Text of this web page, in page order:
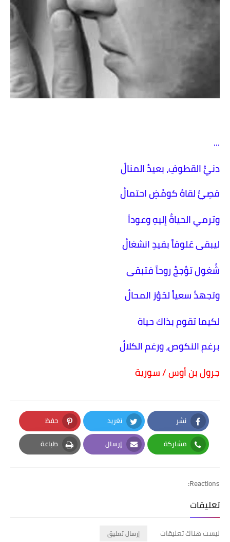
...
دنيُّ القطوفِ، بعيدُ المنالْ
قصِيُّ لقاهُ كومْضِ احتمالْ
وترمي الحياةُ إليهِ وعوداً
ليبقى عَلوقاً بقيدِ انشغالْ
شُغول تؤججُ روحاً فتبقى
وتجهدُ سعياً لحَوْز المحالْ
لكيما تقوم بذاك حياة
برغم النكوص، ورغم الكلالْ
جرول بن أوس / سورية
نشر
Facebook
تغريد
Twitter
حفظ
Pinterest
مشاركة
Whatsapp
إرسال
Email
طباعة
Print
Reactions:
تعليقات
ليست هناك تعليقات إرسال تعليق